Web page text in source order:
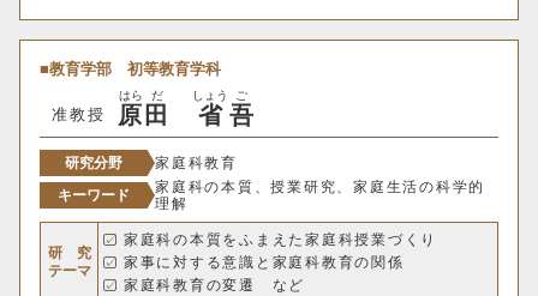
教育学部 初等教育学科
准教授 原
はら
田
だ
省
しょう
吾
ご
研究分野
家庭科教育
キーワード
家庭科の本質、授業研究、家庭生活の科学的
理解
研 究
テーマ
家庭科の本質をふまえた家庭科授業づくり
家事に対する意識と家庭科教育の関係
家庭科教育の変遷 など
フロンティア理工学研究所
自然フィールドワークセンター
ワイン発酵科学センター
生物医科学検査研究センター
古生物学・年代学研究センター